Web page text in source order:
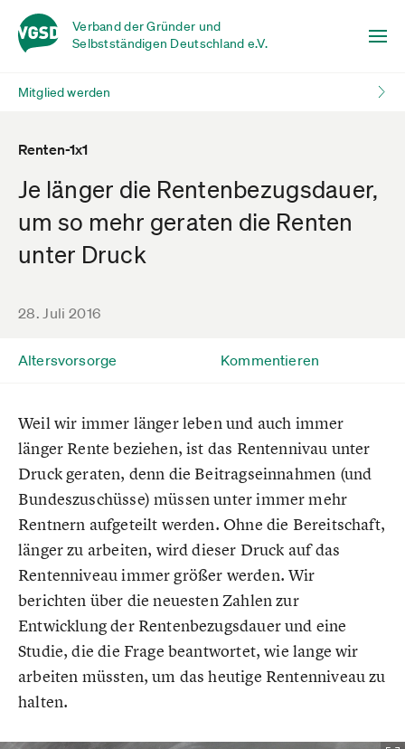
Verband der Gründer und
Selbstständigen Deutschland e.V.
Mitglied werden
Renten-1x1
Je länger die Rentenbezugsdauer,
um so mehr geraten die Renten
unter Druck
28. Juli 2016
Altersvorsorge Kommentieren
Weil wir immer länger leben und auch immer
länger Rente beziehen, ist das Rentennivau unter
Druck geraten, denn die Beitragseinnahmen (und
Bundeszuschüsse) müssen unter immer mehr
Rentnern aufgeteilt werden. Ohne die Bereitschaft,
länger zu arbeiten, wird dieser Druck auf das
Rentenniveau immer größer werden. Wir
berichten über die neuesten Zahlen zur
Entwicklung der Rentenbezugsdauer und eine
Studie, die die Frage beantwortet, wie lange wir
arbeiten müssten, um das heutige Rentenniveau zu
halten.